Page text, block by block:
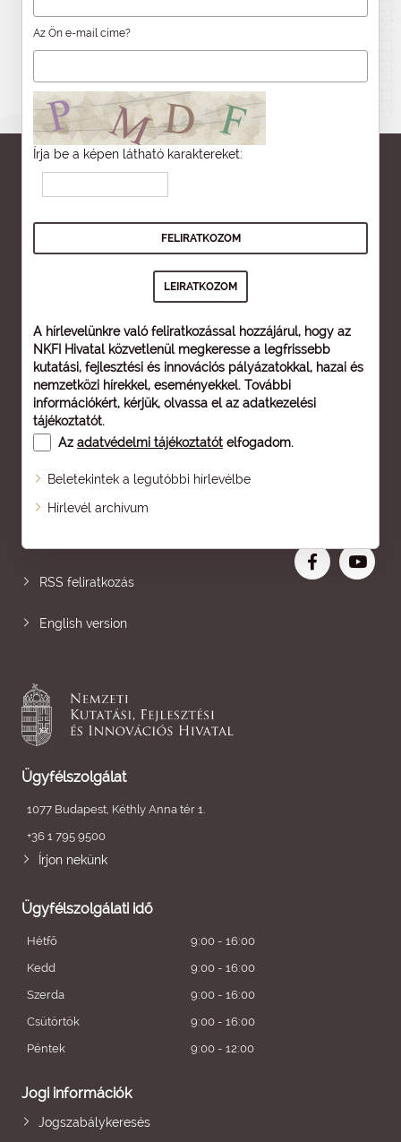
Az Ön e-mail címe?
Írja be a képen látható karaktereket:
A hírlevelünkre való feliratkozással hozzájárul, hogy az
NKFI Hivatal közvetlenül megkeresse a legfrissebb
kutatási, fejlesztési és innovációs pályázatokkal, hazai és
nemzetközi hírekkel, eseményekkel. További
információkért, kérjük, olvassa el az adatkezelési
tájékoztatót.
Az adatvédelmi tájékoztatót elfogadom.
Beletekintek a legutóbbi hírlevélbe
Hírlevél archívum
Oldaltérkép
RSS feliratkozás
English version
Ügyfélszolgálat
1077 Budapest, Kéthly Anna tér 1.
+36 1 795 9500
Írjon nekünk
Ügyfélszolgálati idő
Hétfő
9:00 - 16:00
Kedd
9:00 - 16:00
Szerda
9:00 - 16:00
Csütörtök
9:00 - 16:00
Péntek
9:00 - 12:00
Jogi információk
Jogszabálykeresés